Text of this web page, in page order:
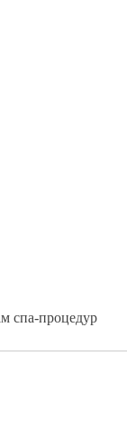
спа-процедур